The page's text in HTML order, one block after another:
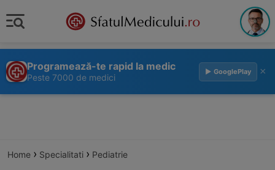
Programează-te rapid la medic
Peste 7000 de medici
▶ GooglePlay ×
Home › Specialitati › Pediatrie